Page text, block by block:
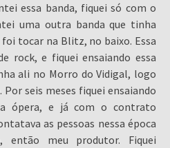
essa banda, fiquei só com o
uma outra banda que tinha
tocar na Blitz, no baixo. Essa
rock, e fiquei ensaiando essa
ali no Morro do Vidigal, logo
seis meses fiquei ensaiando
ópera, e já com o contrato
as pessoas nessa época
então meu produtor. Fiquei